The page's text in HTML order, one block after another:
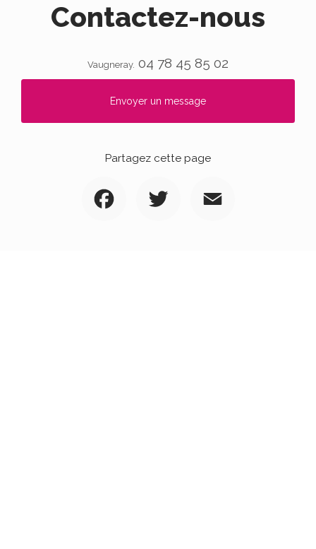
Contactez-nous
Vaugneray. 04 78 45 85 02
Envoyer un message
Partagez cette page